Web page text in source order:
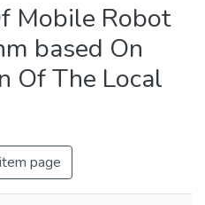
Mobile Robot
based On
Of The Local
page